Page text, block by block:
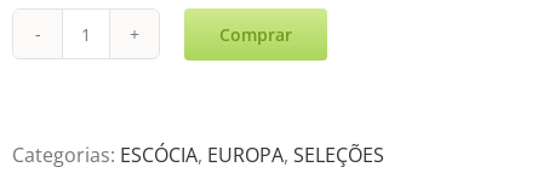
Escócia
27
Comprar
Categorias: ESCÓCIA, EUROPA, SELEÇÕES